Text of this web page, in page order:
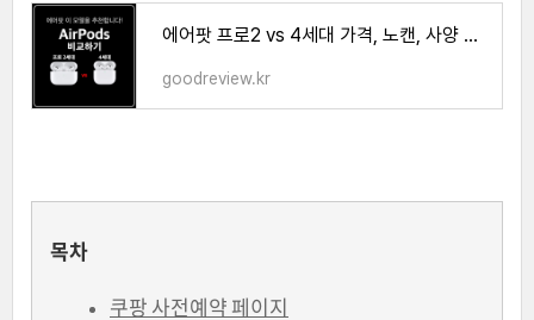
에어팟 프로2 vs 4세대 가격, 노캔, 사양 및 기능 차이가 어떻게 될까?
goodreview.kr
목차
쿠팡 사전예약 페이지